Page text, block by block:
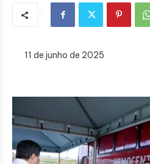
11 de junho de 2025